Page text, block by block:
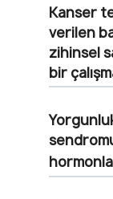
Kanser
verilen
zihinsel
bir